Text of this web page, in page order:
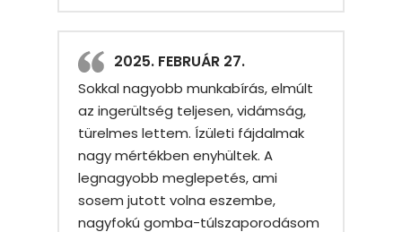
2025. FEBRUÁR 27.
Sokkal nagyobb munkabírás, elmúlt
az ingerültség teljesen, vidámság,
türelmes lettem. Ízületi fájdalmak
nagy mértékben enyhültek. A
legnagyobb meglepetés, ami
sosem jutott volna eszembe,
nagyfokú gomba-túlszaporodásom